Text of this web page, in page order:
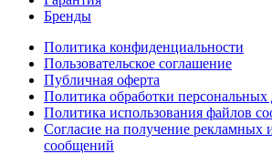
Бренды
Политика конфиденциальности
Пользовательское соглашение
Публичная оферта
Политика обработки
Политика использования файлов
Согласие на получение
сообщений